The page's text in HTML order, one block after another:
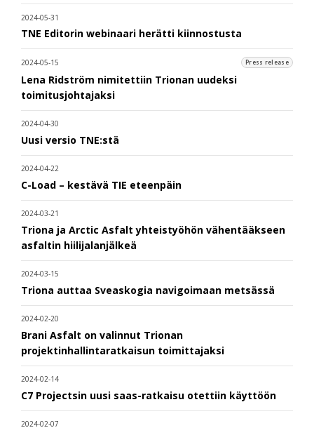
2024-05-31
TNE Editorin webinaari herätti kiinnostusta
2024-05-15 Press release
Lena Ridström nimitettiin Trionan uudeksi
toimitusjohtajaksi
2024-04-30
Uusi versio TNE:stä
2024-04-22
C-Load – kestävä TIE eteenpäin
2024-03-21
Triona ja Arctic Asfalt yhteistyöhön vähentääkseen
asfaltin hiilijalanjälkeä
2024-03-15
Triona auttaa Sveaskogia navigoimaan metsässä
2024-02-20
Brani Asfalt on valinnut Trionan
projektinhallintaratkaisun toimittajaksi
2024-02-14
C7 Projectsin uusi saas-ratkaisu otettiin käyttöön
2024-02-07